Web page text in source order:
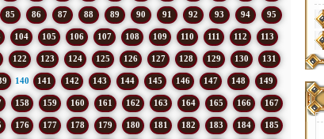
85 86 87 88 89 90 91 92 93 94 95
104 105 106 107 108 109 110 111 112 113
122 123 124 125 126 127 128 129 130 131
140 141 142 143 144 145 146 147 148 149
158 159 160 161 162 163 164 165 166 167
176 177 178 179 180 181 182 183 184 185